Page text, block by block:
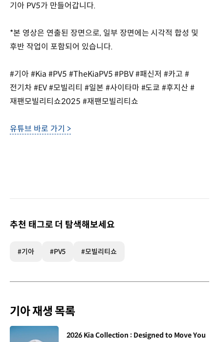
기아 PV5가 만들어갑니다.
*본 영상은 연출된 장면으로, 일부 장면에는 시각적 합성 및
후반 작업이 포함되어 있습니다.
#기아 #Kia #PV5 #TheKiaPV5 #PBV #패신저 #카고 #
전기차 #EV #모빌리티 #일본 #사이타마 #도쿄 #후지산 #
재팬모빌리티쇼2025 #재팬모빌리티쇼
유튜브 바로 가기 >
추천 태그로 더 탐색해보세요
#기아 #PV5 #모빌리티쇼
기아 재생 목록
[동영상]
2026 Kia Collection : Designed to Move You